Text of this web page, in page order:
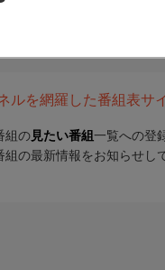
ルを網羅した番組表サ
組の 見たい番組 一覧への登
組の最新情報をお知らせし